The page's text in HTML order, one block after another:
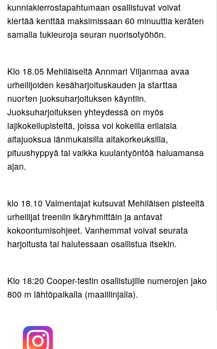
kunniakierrostapahtumaan osallistuvat voivat
kiertää kenttää maksimissaan 60 minuuttia keräten
samalla tukieuroja seuran nuorisotyöhön.
Klo 18.05 Mehiläiseltä Annmari Viljanmaa avaa
urheilijoiden kesäharjoituskauden ja starttaa
nuorten juoksuharjoituksen käyntiin.
Juoksuharjoituksen yhteydessä on myös
lajikokeilupisteitä, joissa voi kokeilla erilaisia
aitajuoksua iänmukaisilla aitakorkeuksilla,
pituushyppyä tai vaikka kuulantyöntöä haluamansa
ajan.
klo 18.10 Valmentajat kutsuvat Mehiläisen pisteeltä
urheilijat treeniin ikäryhmittäin ja antavat
kokoontumisohjeet. Vanhemmat voivat seurata
harjoitusta tai halutessaan osallistua itsekin.
Klo 18:20 Cooper-testin osallistujille numerojen jako
800 m lähtöpaikalla (maalilinjalla).